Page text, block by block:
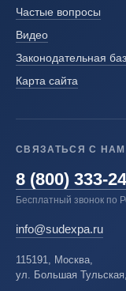
Частые вопросы
Видео
Законодательная
Карта сайта
СВЯЗАТЬСЯ С
8 (800) 333-
Бесплатный звонок по
info@sudexpa.ru
115191, Москва,
ул. Большая